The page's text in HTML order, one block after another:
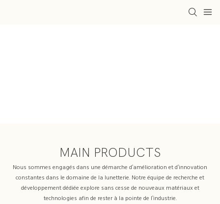
MAIN PRODUCTS
Nous sommes engagés dans une démarche d'amélioration et d'innovation
constantes dans le domaine de la lunetterie. Notre équipe de recherche et
développement dédiée explore sans cesse de nouveaux matériaux et
technologies afin de rester à la pointe de l'industrie.